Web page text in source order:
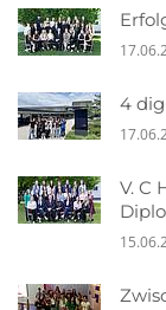
4
V. C